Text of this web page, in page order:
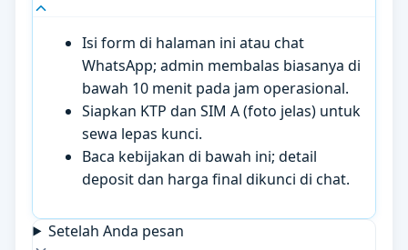
Isi form di halaman ini atau chat
WhatsApp; admin membalas biasanya di
bawah 10 menit pada jam operasional.
Siapkan KTP dan SIM A (foto jelas) untuk
sewa lepas kunci.
Baca kebijakan di bawah ini; detail
deposit dan harga final dikunci di chat.
Setelah Anda pesan